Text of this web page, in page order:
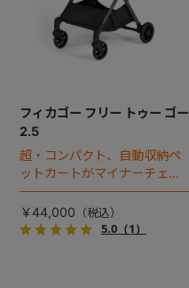
フィカゴー フリー トゥー ゴー
2.5
超・コンパクト、自動収納ペ
ットカートがマイナーチェン
ジ！
￥44,000
5.0（1）